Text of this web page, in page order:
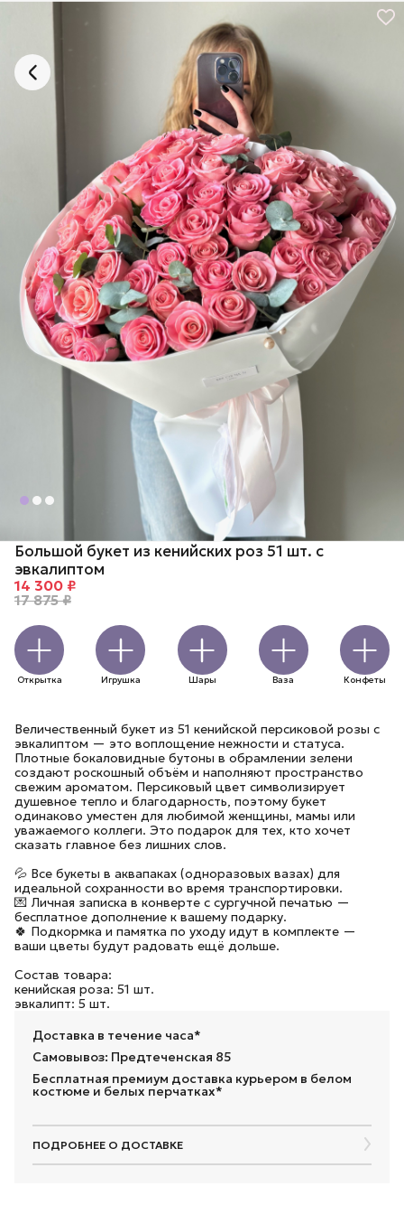
Большой букет из кенийских роз 51 шт. с
эвкалиптом
14 300 ₽
17 875 ₽
Открытка Игрушка Шары Ваза Конфеты
Величественный букет из 51 кенийской персиковой розы с
эвкалиптом — это воплощение нежности и статуса.
Плотные бокаловидные бутоны в обрамлении зелени
создают роскошный объём и наполняют пространство
свежим ароматом. Персиковый цвет символизирует
душевное тепло и благодарность, поэтому букет
одинаково уместен для любимой женщины, мамы или
уважаемого коллеги. Это подарок для тех, кто хочет
сказать главное без лишних слов.
💦 Все букеты в аквапаках (одноразовых вазах) для
идеальной сохранности во время транспортировки.
💌 Личная записка в конверте с сургучной печатью —
бесплатное дополнение к вашему подарку.
🍀 Подкормка и памятка по уходу идут в комплекте —
ваши цветы будут радовать ещё дольше.
Состав товара:
кенийская роза: 51 шт.
эвкалипт: 5 шт.
Доставка в течение часа*
Самовывоз: Предтеченская 85
Бесплатная премиум доставка курьером в белом
костюме и белых перчатках*
ПОДРОБНЕЕ О ДОСТАВКЕ